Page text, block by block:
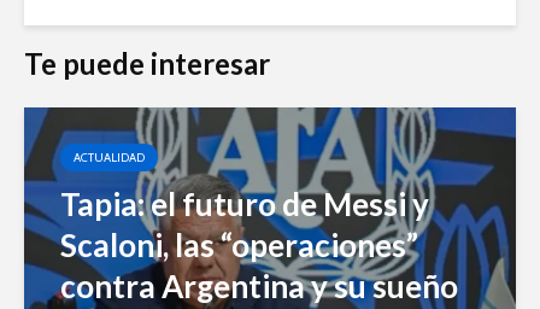
Te puede interesar
ACTUALIDAD
Tapia: el futuro de Messi y
Scaloni, las “operaciones”
contra Argentina y su sueño